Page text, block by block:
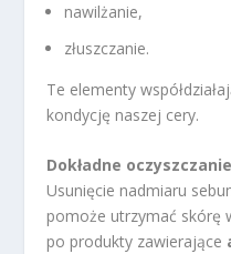
nawilżanie,
złuszczanie.
Te elementy
kondycję naszej cery.
Dokładne oczyszczanie
Usunięcie nadmiaru
pomoże utrzymać skórę
po produkty zawierające